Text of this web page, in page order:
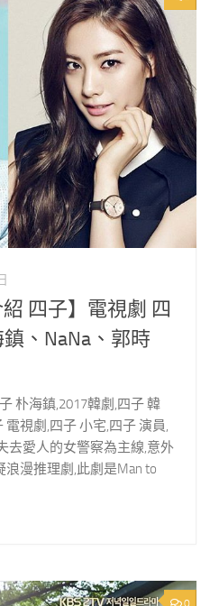
紹 四子】電視劇 四
、NaNa、郭時
朴海鎮,2017韓劇,四子 韓
電視劇,四子 小宅,四子 演員,
去愛人的女警察為主線,意外
漫推理劇,此劇是Man to